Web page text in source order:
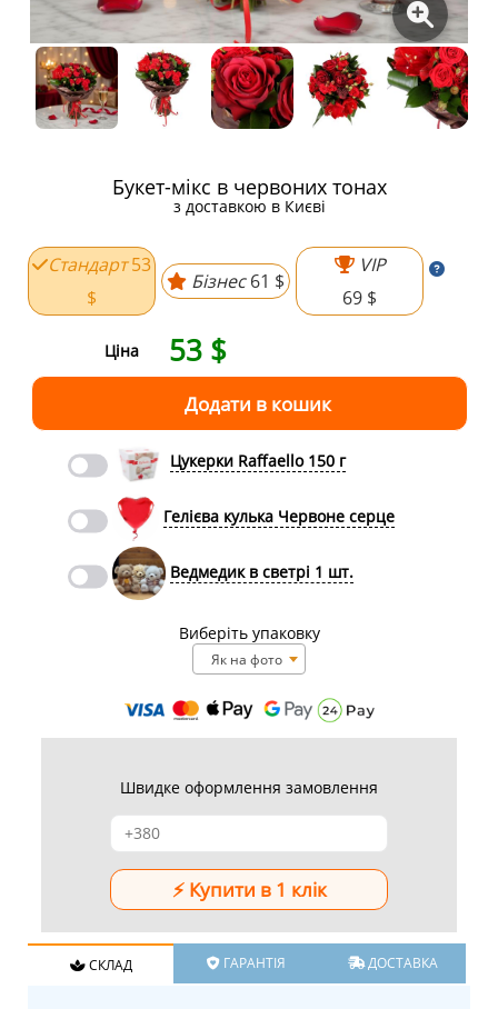
Букет-мікс в червоних тонах
з доставкою в Києві
Стандарт 53
$
Бізнес 61 $
VIP
69 $
Ціна 53 $
Цукерки Raffaello 150 г
Гелієва кулька Червоне серце
Ведмедик в светрі 1 шт.
Виберіть упаковку
Як на фото
Швидке оформлення замовлення
СКЛАД ГАРАНТІЯ ДОСТАВКА